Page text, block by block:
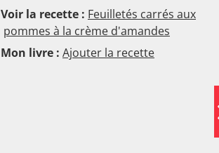
Voir la recette : Feuilletés carrés aux
pommes à la crème d'amandes
Mon livre : Ajouter la recette